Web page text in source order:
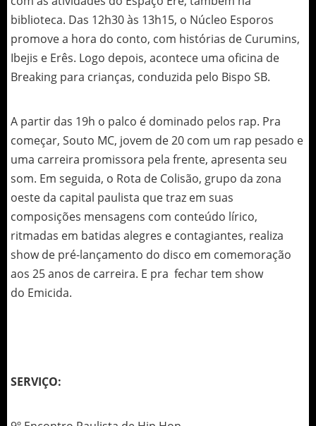
biblioteca. Das 12h30 às 13h15, o Núcleo Esporos
promove a hora do conto, com histórias de Curumins,
Ibejis e Erês. Logo depois, acontece uma oficina de
Breaking para crianças, conduzida pelo Bispo SB.
A partir das 19h o palco é dominado pelos rap. Pra
começar, Souto MC, jovem de 20 com um rap pesado e
uma carreira promissora pela frente, apresenta seu
som. Em seguida, o Rota de Colisão, grupo da zona
oeste da capital paulista que traz em suas
composições mensagens com conteúdo lírico,
ritmadas em batidas alegres e contagiantes, realiza
show de pré-lançamento do disco em comemoração
aos 25 anos de carreira. E pra fechar tem show
do Emicida.
SERVIÇO: